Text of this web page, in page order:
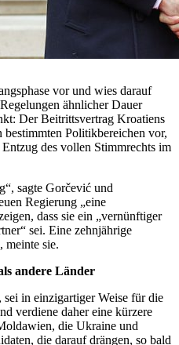
vor und wies darauf
ähnlicher Dauer
Der Beitrittsvertrag Kroatiens
Politikbereichen vor,
des vollen Stimmrechts im
sagte Gorčević und
Regierung „eine
dass sie ein „vernünftiger
sei. Eine zehnjährige
meinte sie.
andere Länder
sei in einzigartiger Weise für die
verdiene daher eine kürzere
die Ukraine und
die darauf drängen, so bald